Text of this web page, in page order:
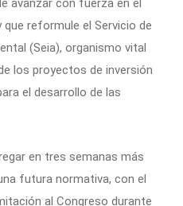
avanzar con fuerza en el
reformule el Servicio de
(Seia), organismo vital
los proyectos de inversión
el desarrollo de las
en tres semanas más
futura normativa, con el
al Congreso durante